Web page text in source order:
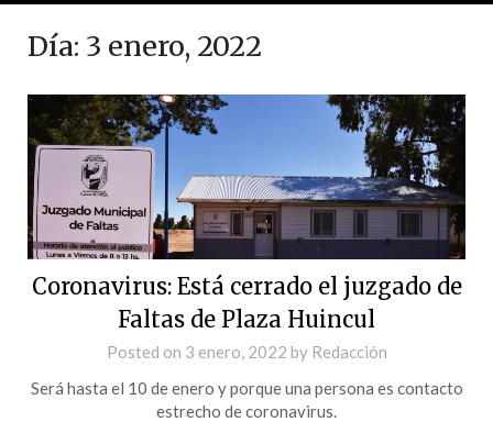
Día: 3 enero, 2022
Coronavirus: Está cerrado el juzgado de
Faltas de Plaza Huincul
Posted on 3 enero, 2022 by Redacción
Será hasta el 10 de enero y porque una persona es contacto
estrecho de coronavirus.